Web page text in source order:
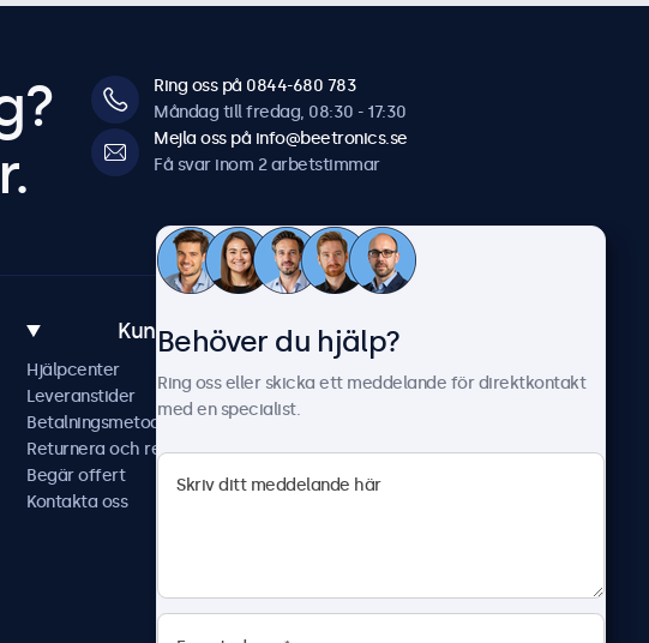
Ring oss på 0844-680 783
Måndag till fredag, 08:30 - 17:30
Mejla oss på info@beetronics.se
Få svar inom 2 arbetstimmar
Kundtjänst
Hjälpcenter
Leveranstider
Betalningsmetoder
Returnera och reparera
Begär offert
Kontakta oss
Om Beetronics
Jobba hos oss
Allmänna villkor
Behöver du hjälp?
Ring oss eller skicka ett meddelande för direktkontakt
med en specialist.